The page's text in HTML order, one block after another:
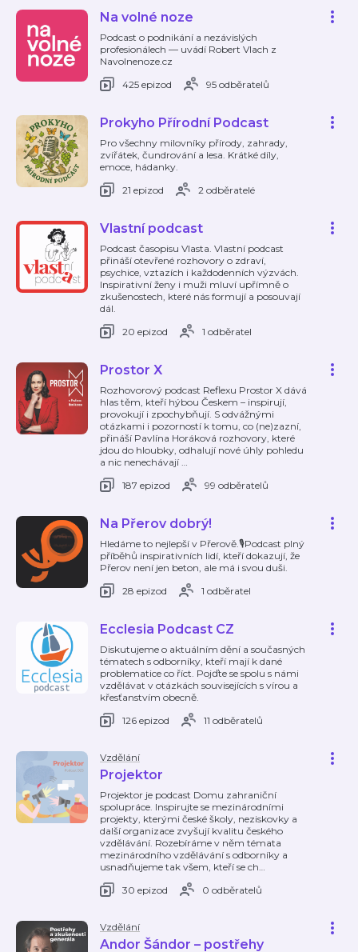
Na volné noze
Podcast o podnikání a nezávislých
profesionálech — uvádí Robert Vlach z
Navolnenoze.cz
425 epizod
95 odběratelů
Prokyho Přírodní Podcast
Pro všechny milovníky přírody, zahrady,
zvířátek, čundrování a lesa. Krátké díly,
emoce, hádanky.
21 epizod
2 odběratelé
Vlastní podcast
Podcast časopisu Vlasta. Vlastní podcast
přináší otevřené rozhovory o zdraví,
psychice, vztazích i každodenních výzvách.
Inspirativní ženy i muži mluví upřímně o
zkušenostech, které nás formují a posouvají
dál.
20 epizod
1 odběratel
Prostor X
Rozhovorový podcast Reflexu Prostor X dává
hlas těm, kteří hýbou Českem – inspirují,
provokují i zpochybňují. S odvážnými
otázkami i pozorností k tomu, co (ne)zazní,
přináší Pavlína Horáková rozhovory, které
jdou do hloubky, odhalují nové úhly pohledu
a nic nenechávají …
187 epizod
99 odběratelů
Na Přerov dobrý!
Hledáme to nejlepší v Přerově.🎙️Podcast plný
příběhů inspirativních lidí, kteří dokazují, že
Přerov není jen beton, ale má i svou duši.
28 epizod
1 odběratel
Ecclesia Podcast CZ
Diskutujeme o aktuálním dění a současných
tématech s odborníky, kteří mají k dané
problematice co říct. Pojďte se spolu s námi
vzdělávat v otázkách souvisejících s vírou a
křesťanstvím obecně.
126 epizod
11 odběratelů
Vzdělání
Projektor
Projektor je podcast Domu zahraniční
spolupráce. Inspirujte se mezinárodními
projekty, kterými české školy, neziskovky a
další organizace zvyšují kvalitu českého
vzdělávání. Rozebíráme v něm témata
mezinárodního vzdělávání s odborníky a
usnadňujeme tak všem, kteří se ch…
30 epizod
0 odběratelů
Vzdělání
Andor Šándor – postřehy